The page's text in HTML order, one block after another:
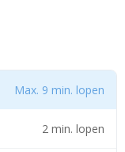
Rotterdam,
verbeteringen
Max. 9 min. lopen
2 min. lopen